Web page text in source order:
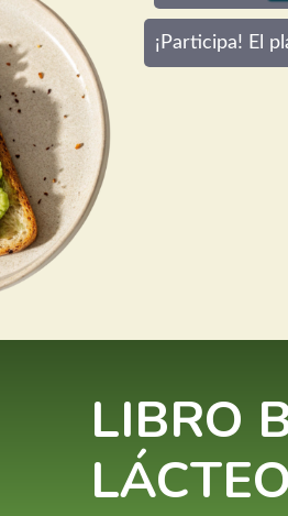
¡Participa! El
LIBRO